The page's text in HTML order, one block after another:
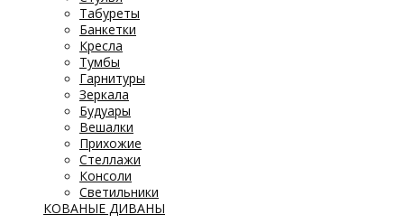
Табуреты
Банкетки
Кресла
Тумбы
Гарнитуры
Зеркала
Будуары
Вешалки
Прихожие
Стеллажи
Консоли
Светильники
КОВАНЫЕ ДИВАНЫ